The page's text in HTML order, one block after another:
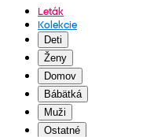
Leták
Kolekcie
Deti
Ženy
Domov
Bábätká
Muži
Ostatné